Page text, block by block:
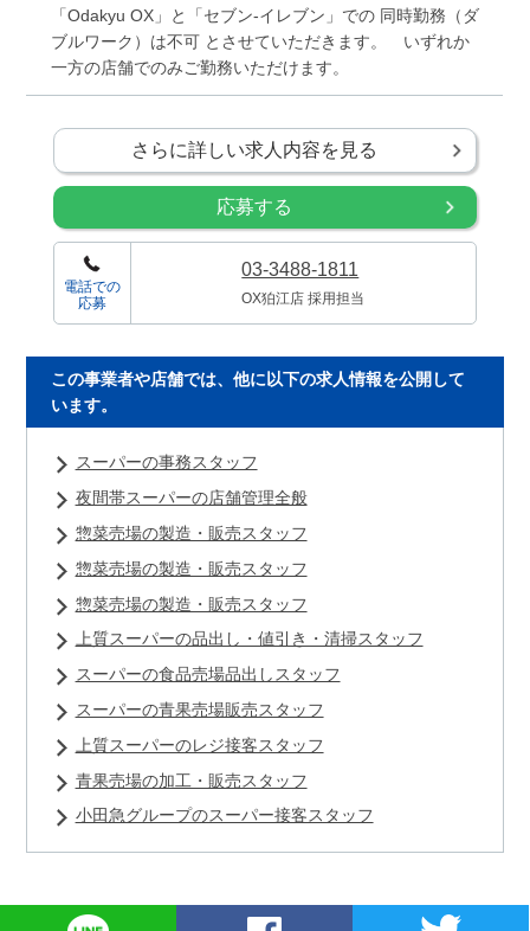
「Odakyu OX」と「セブン-イレブン」での 同時勤務（ダ
ブルワーク）は不可 とさせていただきます。 いずれか
一方の店舗でのみご勤務いただけます。
さらに詳しい求人内容を見る
応募する
電話での
応募
03-3488-1811
OX狛江店 採用担当
この事業者や店舗では、他に以下の求人情報を公開して
います。
スーパーの事務スタッフ
夜間帯スーパーの店舗管理全般
惣菜売場の製造・販売スタッフ
惣菜売場の製造・販売スタッフ
惣菜売場の製造・販売スタッフ
上質スーパーの品出し・値引き・清掃スタッフ
スーパーの食品売場品出しスタッフ
スーパーの青果売場販売スタッフ
上質スーパーのレジ接客スタッフ
青果売場の加工・販売スタッフ
小田急グループのスーパー接客スタッフ